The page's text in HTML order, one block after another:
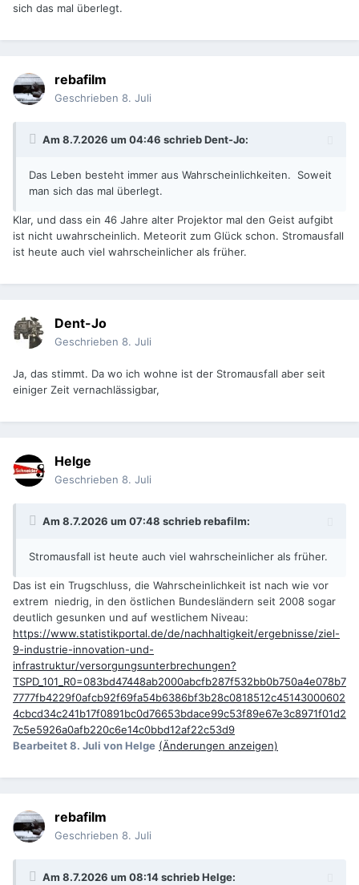
sich das mal überlegt.
rebafilm
Geschrieben 8. Juli
Am 8.7.2026 um 04:46 schriebDent-Jo:
Das Leben besteht immer aus Wahrscheinlichkeiten. Soweit
man sich das mal überlegt.
Klar, und dass ein 46 Jahre alter Projektor mal den Geist aufgibt
ist nicht uwahrscheinlich. Meteorit zum Glück schon. Stromausfall
ist heute auch viel wahrscheinlicher als früher.
Dent-Jo
Geschrieben 8. Juli
Ja, das stimmt. Da wo ich wohne ist der Stromausfall aber seit
einiger Zeit vernachlässigbar,
Helge
Geschrieben 8. Juli
Am 8.7.2026 um 07:48 schriebrebafilm:
Stromausfall ist heute auch viel wahrscheinlicher als früher.
Das ist ein Trugschluss, die Wahrscheinlichkeit ist nach wie vor
extrem niedrig, in den östlichen Bundesländern seit 2008 sogar
deutlich gesunken und auf westlichem Niveau:
https://www.statistikportal.de/de/nachhaltigkeit/ergebnisse/ziel-
9-industrie-innovation-und-
infrastruktur/versorgungsunterbrechungen?
TSPD_101_R0=083bd47448ab2000abcfb287f532bb0b750a4e078b7
7777fb4229f0afcb92f69fa54b6386bf3b28c0818512c45143000602
4cbcd34c241b17f0891bc0d76653bdace99c53f89e67e3c8971f01d2
7c5e5926a0afb220c6e14c0bbd12af22c53d9
Bearbeitet8. Juli von Helge (Änderungen anzeigen)
rebafilm
Geschrieben 8. Juli
Am 8.7.2026 um 08:14 schriebHelge: